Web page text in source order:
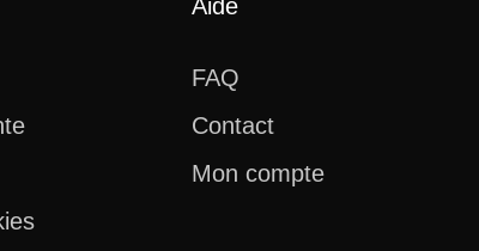
Aide
FAQ
Contact
Mon compte